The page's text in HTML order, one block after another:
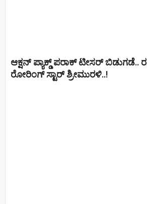
ಆಕ್ಷನ್ ಪ್ಯಾಕ್ಡ್ ಪರಾಕ್ ಟೀಸರ್ ಬಿಡುಗಡೆ..
ರೋರಿಂಗ್ ಸ್ಟಾರ್ ಶ್ರೀಮುರಳಿ..!